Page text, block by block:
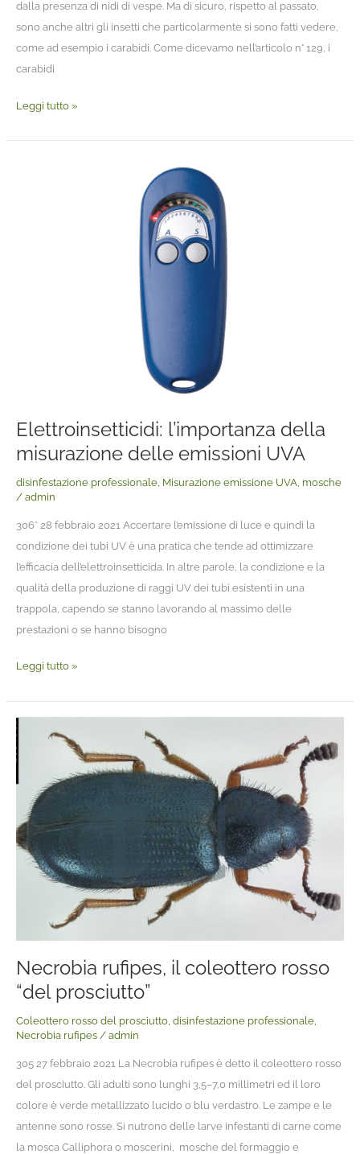
dalla presenza di nidi di vespe. Ma di sicuro, rispetto al passato,
sono anche altri gli insetti che particolarmente si sono fatti vedere,
come ad esempio i carabidi. Come dicevamo nell’articolo n° 129, i
carabidi
Leggi tutto »
Elettroinsetticidi: l’importanza della
misurazione delle emissioni UVA
disinfestazione professionale, Misurazione emissione UVA, mosche
/ admin
306* 28 febbraio 2021 Accertare l’emissione di luce e quindi la
condizione dei tubi UV è una pratica che tende ad ottimizzare
l’efficacia dell’elettroinsetticida. In altre parole, la condizione e la
qualità della produzione di raggi UV dei tubi esistenti in una
trappola, capendo se stanno lavorando al massimo delle
prestazioni o se hanno bisogno
Leggi tutto »
Necrobia rufipes, il coleottero rosso
“del prosciutto”
Coleottero rosso del prosciutto, disinfestazione professionale,
Necrobia rufipes/ admin
305 27 febbraio 2021 La Necrobia rufipes è detto il coleottero rosso
del prosciutto. Gli adulti sono lunghi 3,5–7,0 millimetri ed il loro
colore è verde metallizzato lucido o blu verdastro. Le zampe e le
antenne sono rosse. Si nutrono delle larve infestanti di carne come
la mosca Calliphora o moscerini, mosche del formaggio e
Necrobia
rufipes,
coleottero
rosso
“del
prosciutto”